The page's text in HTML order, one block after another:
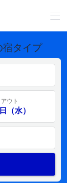
宿タイプ
ウト
（水）